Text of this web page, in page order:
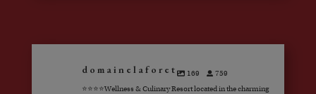
domainelaforet 169
759
⭐️⭐️⭐️⭐️Wellness & Culinary Resort located in the charming